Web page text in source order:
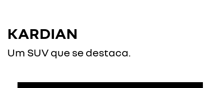
KARDIAN
Um SUV que se destaca.